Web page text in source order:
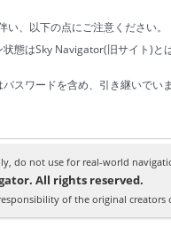
、以下の点にご注意ください。
態はSky Navigator(旧サイト)と
スワードを含め、引き継いでいま
do not use for real-world
All rights reserved.
of the original creators